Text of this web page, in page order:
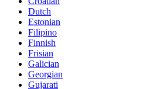
Dutch
Estonian
Filipino
Finnish
Frisian
Galician
Georgian
Gujarati